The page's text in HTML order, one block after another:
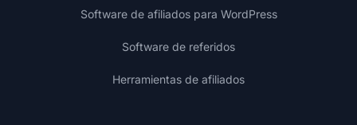
Software de afiliados para WordPress
Software de referidos
Herramientas de afiliados